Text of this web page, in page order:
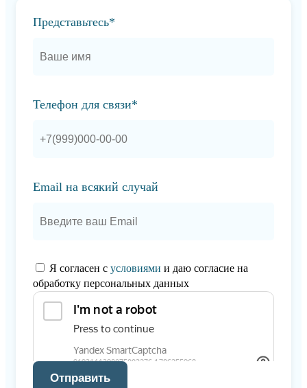
Представьтесь*
Телефон для связи*
Email на всякий случай
Я согласен с условиями и даю согласие на
обработку персональных данных
Отправить